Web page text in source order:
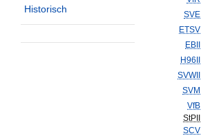
Historisch
SVE
ETSV
EBII
H96II
SVWII
SVM
VfB
StPII
SCV